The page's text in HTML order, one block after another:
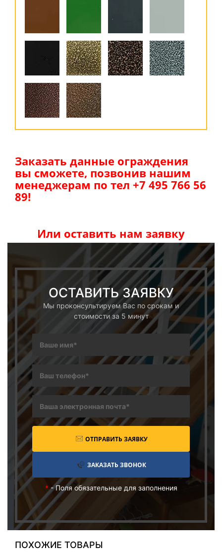
Заказать данные ограждения
вы сможете, позвонив нашим
менеджерам по тел +7 495 766 56
89!
Или оставить нам заявку
ОСТАВИТЬ ЗАЯВКУ
Мы проконсультируем Вас по срокам и
стоимости за 5 минут
ОТПРАВИТЬ ЗАЯВКУ
ЗАКАЗАТЬ ЗВОНОК
*- Поля обязательные для заполнения
ПОХОЖИЕ ТОВАРЫ